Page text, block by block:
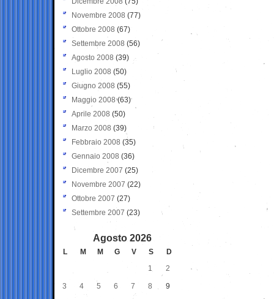
Novembre 2008 (77)
Ottobre 2008 (67)
Settembre 2008 (56)
Agosto 2008 (39)
Luglio 2008 (50)
Giugno 2008 (55)
Maggio 2008(63)
Aprile 2008 (50)
Marzo 2008 (39)
Febbraio 2008 (35)
Gennaio 2008 (36)
Dicembre 2007 (25)
Novembre 2007 (22)
Ottobre 2007 (27)
Settembre 2007 (23)
Agosto 2026
L M M G V S
D
1
2
3 4 5 6 7 8 9